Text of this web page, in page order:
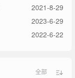
2021-8-29
2023-6-29
2022-6-22
全部